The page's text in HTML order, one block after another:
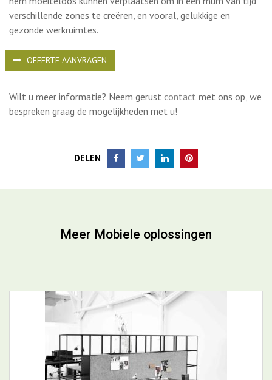
Wilt u meer informatie? Neem gerustcontactmet ons op, we
bespreken graag de mogelijkheden met u!
Meer Mobiele oplossingen